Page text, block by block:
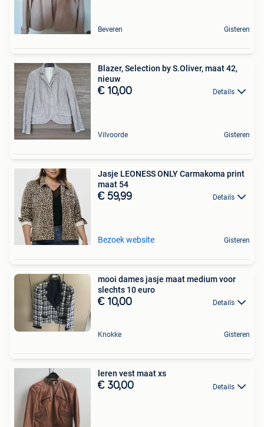
Beveren Gisteren
Blazer, Selection by S.Oliver, maat 42,
nieuw
€ 10,00 Details
Vilvoorde Gisteren
Jasje LEONESS ONLY Carmakoma print
maat 54
€ 59,99 Details
Bezoek website Gisteren
mooi dames jasje maat medium voor
slechts 10 euro
€ 10,00 Details
Knokke Gisteren
leren vest maat xs
€ 30,00 Details